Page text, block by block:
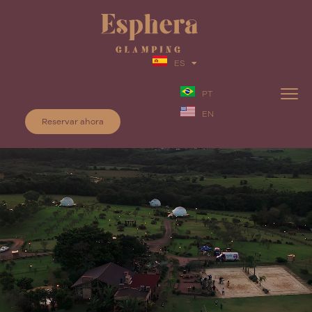
ES
PT
EN
Reservar ahora